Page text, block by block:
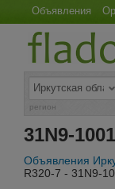
Объявления
регион
31N9-
Объявления
R320-7 - 31N9-